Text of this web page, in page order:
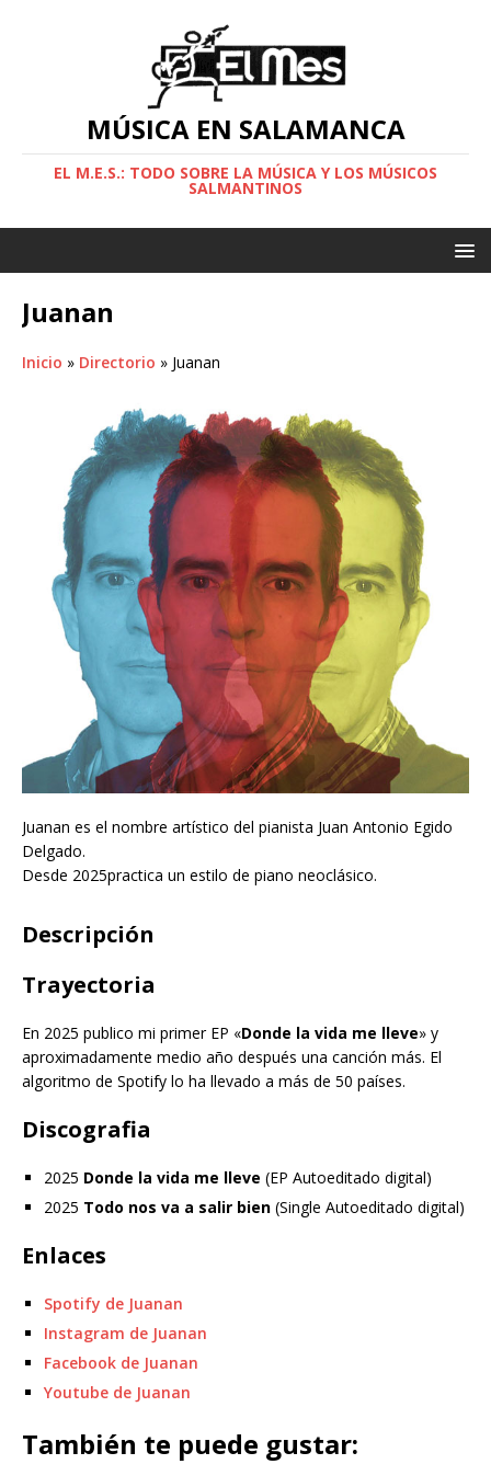
MÚSICA EN SALAMANCA
EL M.E.S.: TODO SOBRE LA MÚSICA Y LOS MÚSICOS
SALMANTINOS
Juanan
Inicio » Directorio » Juanan
Juanan es el nombre artístico del pianista Juan Antonio Egido
Delgado.
Desde 2025practica un estilo de piano neoclásico.
Descripción
Trayectoria
En 2025 publico mi primer EP «Donde la vida me lleve» y
aproximadamente medio año después una canción más. El
algoritmo de Spotify lo ha llevado a más de 50 países.
Discografia
2025 Donde la vida me lleve (EP Autoeditado digital)
2025 Todo nos va a salir bien (Single Autoeditado digital)
Enlaces
Spotify de Juanan
Instagram de Juanan
Facebook de Juanan
Youtube de Juanan
También te puede gustar: